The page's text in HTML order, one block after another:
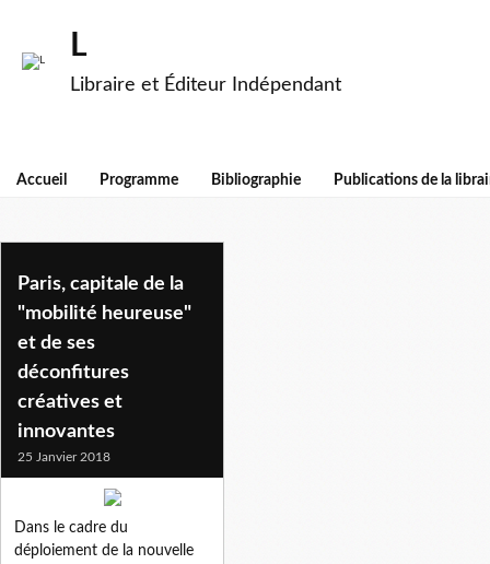
L
Libraire et Éditeur Indépendant
Accueil Programme Bibliographie Publications de la
incivilites
Paris, capitale de la
"mobilité heureuse"
et de ses
déconfitures
créatives et
innovantes
25 Janvier 2018
Dans le cadre du
déploiement de la nouvelle